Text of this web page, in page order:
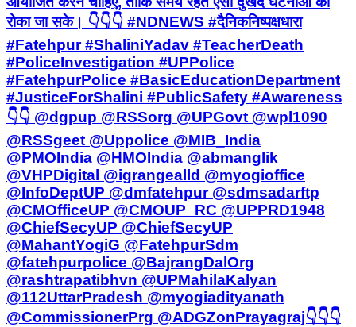
रोका जा सके। 👇👇👇 #NDNEWS #दैनिकनिष्पक्षधारा
#Fatehpur #ShaliniYadav #TeacherDeath
#PoliceInvestigation #UPPolice
#FatehpurPolice #BasicEducationDepartment
#JusticeForShalini #PublicSafety #Awareness
👇👇 @dgpup @RSSorg @UPGovt @wpl1090
@RSSgeet @Uppolice @MIB_India
@PMOIndia @HMOIndia @abmanglik
@VHPDigital @igrangealld @myogioffice
@InfoDeptUP @dmfatehpur @sdmsadarftp
@CMOfficeUP @CMOUP_RC @UPPRD1948
@ChiefSecyUP @ChiefSecyUP
@MahantYogiG @FatehpurSdm
@fatehpurpolice @BajrangDalOrg
@rashtrapatibhvn @UPMahilaKalyan
@112UttarPradesh @myogiadityanath
@CommissionerPrg @ADGZonPrayagraj ​👇👇👇 ​